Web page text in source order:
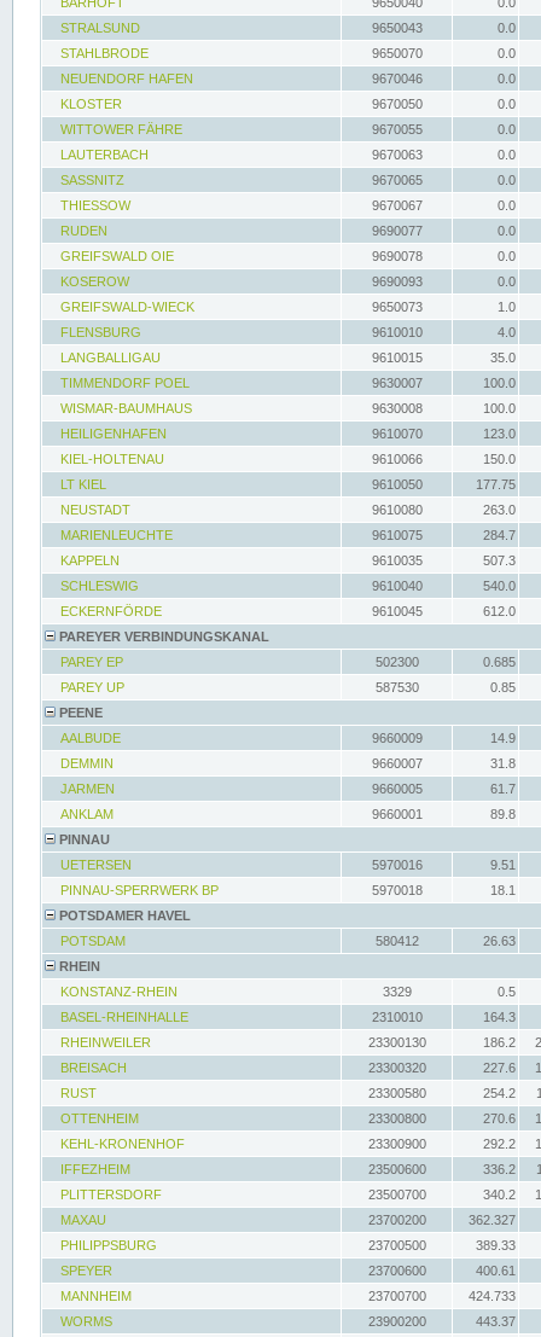
STRALSUND
9650043
0.0
STAHLBRODE
9650070
0.0
NEUENDORF HAFEN
9670046
0.0
KLOSTER
9670050
0.0
WITTOWER FÄHRE
9670055
0.0
LAUTERBACH
9670063
0.0
SASSNITZ
9670065
0.0
THIESSOW
9670067
0.0
RUDEN
9690077
0.0
GREIFSWALD OIE
9690078
0.0
KOSEROW
9690093
0.0
GREIFSWALD-WIECK
9650073
1.0
FLENSBURG
9610010
4.0
LANGBALLIGAU
9610015
35.0
TIMMENDORF POEL
9630007
100.0
WISMAR-BAUMHAUS
9630008
100.0
HEILIGENHAFEN
9610070
123.0
KIEL-HOLTENAU
9610066
150.0
LT KIEL
9610050
177.75
NEUSTADT
9610080
263.0
MARIENLEUCHTE
9610075
284.7
KAPPELN
9610035
507.3
SCHLESWIG
9610040
540.0
ECKERNFÖRDE
9610045
612.0
PAREYER VERBINDUNGSKANAL
PAREY EP
502300
0.685
PAREY UP
587530
0.85
PEENE
AALBUDE
9660009
14.9
DEMMIN
9660007
31.8
JARMEN
9660005
61.7
ANKLAM
9660001
89.8
PINNAU
UETERSEN
5970016
9.51
PINNAU-SPERRWERK BP
5970018
18.1
POTSDAMER HAVEL
POTSDAM
580412
26.63
RHEIN
KONSTANZ-RHEIN
3329
0.5
BASEL-RHEINHALLE
2310010
164.3
RHEINWEILER
23300130 186.2
BREISACH
23300320 227.6
RUST
23300580 254.2
OTTENHEIM
23300800 270.6
KEHL-KRONENHOF
23300900 292.2
IFFEZHEIM
23500600 336.2
PLITTERSDORF
23500700 340.2
MAXAU
23700200
362.327
PHILIPPSBURG
23700500
389.33
SPEYER
23700600
400.61
MANNHEIM
23700700
424.733
WORMS
23900200
443.37